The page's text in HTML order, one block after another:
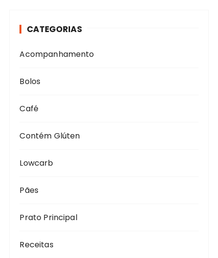
CATEGORIAS
Acompanhamento
Bolos
Café
Contém Glúten
Lowcarb
Pães
Prato Principal
Receitas